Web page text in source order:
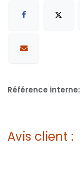
Référence interne:
Avis client :